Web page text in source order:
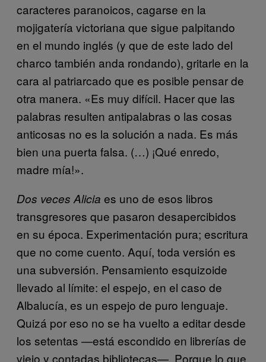
caracteres paranoicos, cagarse en la
mojigatería victoriana que sigue palpitando
en el mundo inglés (y que de este lado del
charco también anda rondando), gritarle en la
cara al patriarcado que es posible pensar de
otra manera. «Es muy difícil. Hacer que las
palabras resulten antipalabras o las cosas
anticosas no es la solución a nada. Es más
bien una puerta falsa. (…) ¡Qué enredo,
madre mía!».
Dos veces Alicia es uno de esos libros
transgresores que pasaron desapercibidos
en su época. Experimentación pura; escritura
que no come cuento. Aquí, toda versión es
una subversión. Pensamiento esquizoide
llevado al límite: el espejo, en el caso de
Albalucía, es un espejo de puro lenguaje.
Quizá por eso no se ha vuelto a editar desde
los setentas —está escondido en librerías de
viejo y contadas bibliotecas—. Porque lo que